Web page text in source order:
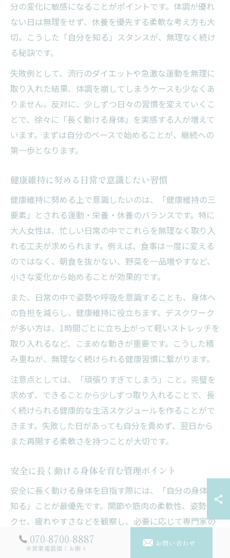
分の変化に敏感になることがポイントです。体調が優れ
ない日は無理をせず、休養を優先する柔軟な考え方も大
切。こうした「自分を知る」スタンスが、無理なく続け
る秘訣です。
失敗例として、流行のダイエットや急激な運動を無理に
取り入れた結果、体調を崩してしまうケースも少なくあ
りません。反対に、少しずつ日々の習慣を変えていくこ
とで、徐々に「長く動ける身体」を実感する人が増えて
います。まずは自分のペースで始めることが、継続への
第一歩となります。
健康維持に努める日常で意識したい習慣
健康維持に努める上で意識したいのは、「健康維持の三
要素」とされる運動・栄養・休養のバランスです。特に
大人女性は、忙しい日常の中でこれらを無理なく取り入
れる工夫が求められます。例えば、食事は一度に変える
のではなく、朝食を抜かない、野菜を一品増やすなど、
小さな変化から始めることが効果的です。
また、日常の中で姿勢や呼吸を意識することも、身体へ
の負担を減らし、健康維持に役立ちます。デスクワーク
が多い方は、1時間ごとに立ち上がって軽いストレッチを
取り入れるなど、こまめな動きが重要です。こうした積
み重ねが、無理なく続けられる健康習慣に繋がります。
注意点としては、「頑張りすぎてしまう」こと。完璧を
求めず、できることから少しずつ取り入れることで、長
く続けられる健康的な生活スケジュールを作ることがで
きます。失敗した日があっても自分を責めず、翌日から
また再開する柔軟さを持つことが大切です。
安全に長く動ける身体を育む管理ポイント
安全に長く動ける身体を目指す際には、「自分の身体を
知る」ことが最優先です。関節や筋肉の柔軟性、姿勢の
クセ、疲れやすさなどを観察し、必要に応じて専門家の
アドバイスを取り入れると安心です。特に大人女性の場
合、筋力や骨密度の低下が気になる方も多いため、無理
070-8700-8887
※営業電話固くお断り
お問い合わせ